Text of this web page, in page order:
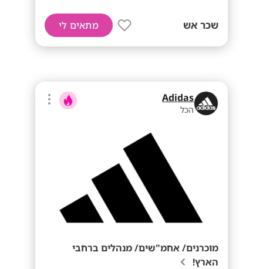
שכר אש מתאים לי
Adidas
הכל
מוכרנים/ אחמ"שים/ מנהלים ברחבי
הארץ!